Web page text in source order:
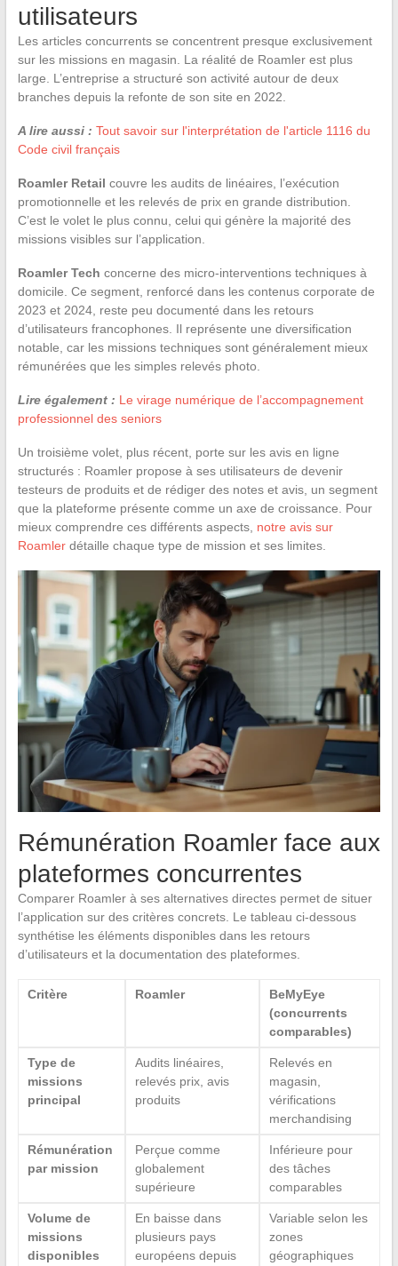
utilisateurs
Les articles concurrents se concentrent presque exclusivement
sur les missions en magasin. La réalité de Roamler est plus
large. L’entreprise a structuré son activité autour de deux
branches depuis la refonte de son site en 2022.
A lire aussi : Tout savoir sur l'interprétation de l'article 1116 du
Code civil français
Roamler Retail couvre les audits de linéaires, l’exécution
promotionnelle et les relevés de prix en grande distribution.
C’est le volet le plus connu, celui qui génère la majorité des
missions visibles sur l’application.
Roamler Tech concerne des micro-interventions techniques à
domicile. Ce segment, renforcé dans les contenus corporate de
2023 et 2024, reste peu documenté dans les retours
d’utilisateurs francophones. Il représente une diversification
notable, car les missions techniques sont généralement mieux
rémunérées que les simples relevés photo.
Lire également : Le virage numérique de l’accompagnement
professionnel des seniors
Un troisième volet, plus récent, porte sur les avis en ligne
structurés : Roamler propose à ses utilisateurs de devenir
testeurs de produits et de rédiger des notes et avis, un segment
que la plateforme présente comme un axe de croissance. Pour
mieux comprendre ces différents aspects, notre avis sur
Roamlerdétaille chaque type de mission et ses limites.
Rémunération Roamler face aux
plateformes concurrentes
Comparer Roamler à ses alternatives directes permet de situer
l’application sur des critères concrets. Le tableau ci-dessous
synthétise les éléments disponibles dans les retours
d’utilisateurs et la documentation des plateformes.
Critère Roamler
BeMyEye
(concurrents
comparables)
Type de
missions
principal
Audits linéaires,
relevés prix, avis
produits
Relevés en
magasin,
vérifications
merchandising
Rémunération
par mission
Perçue comme
globalement
supérieure
Inférieure pour
des tâches
comparables
Volume de
missions
disponibles
En baisse dans
plusieurs pays
européens depuis
Variable selon les
zones
géographiques